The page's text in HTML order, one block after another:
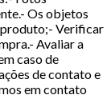
Os objetos
produto;- Verificar
Avaliar a
caso de
de contato e
em contato